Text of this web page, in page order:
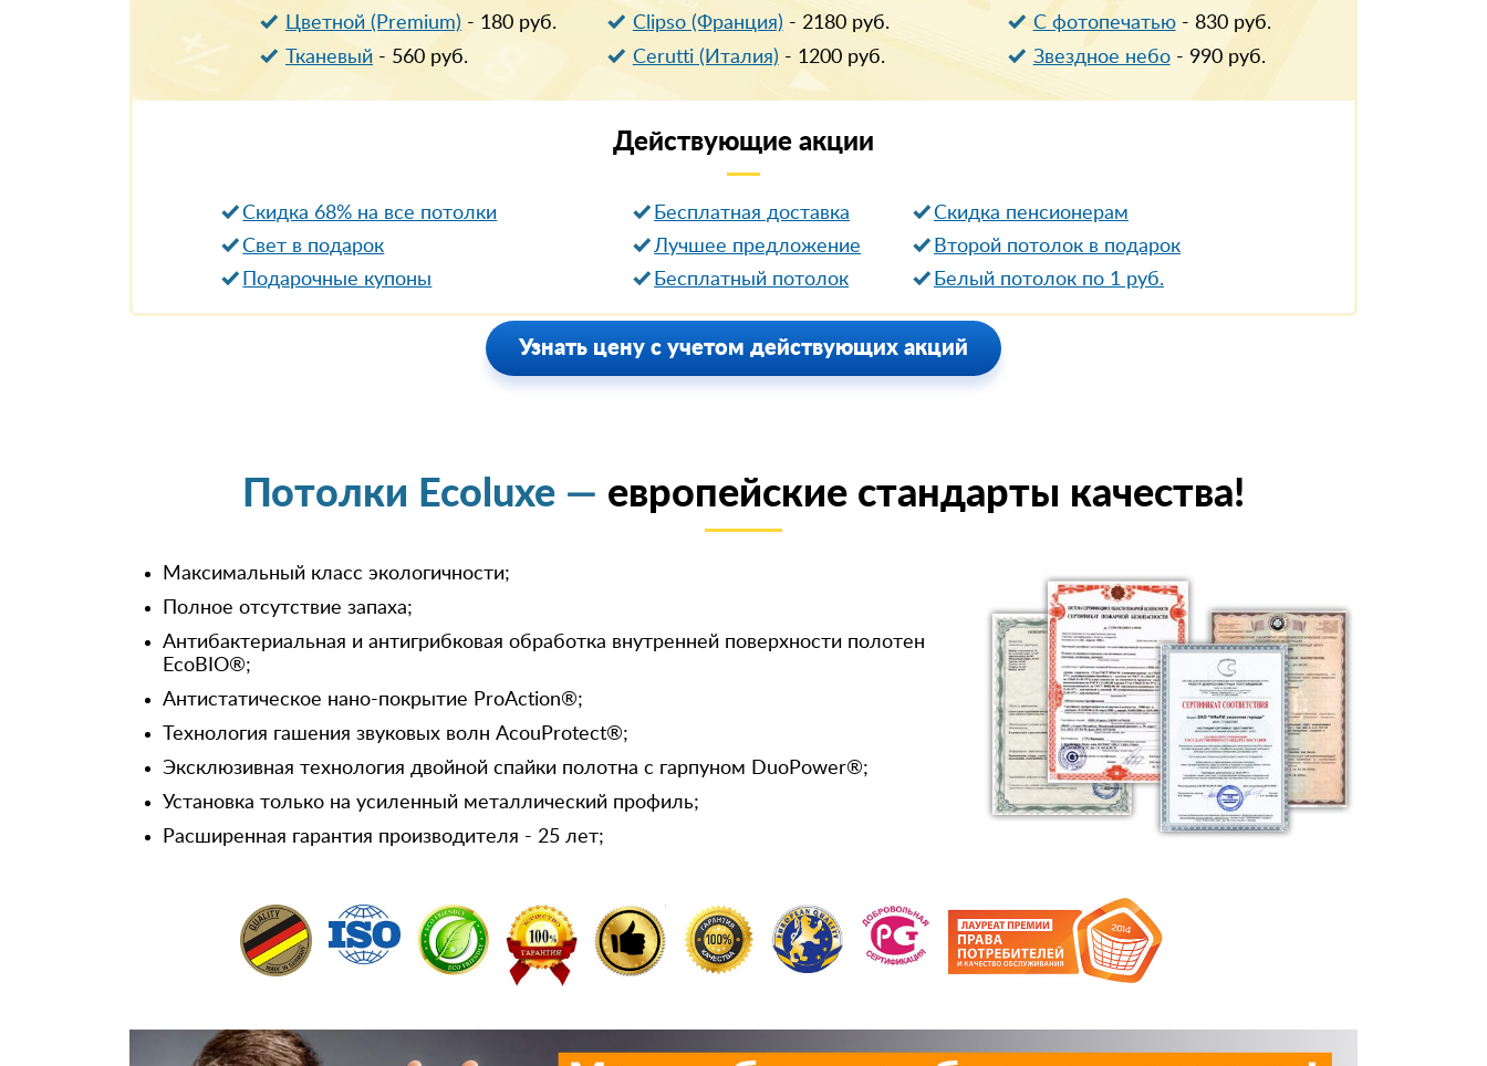
Цветной (Premium) - 180руб. С фотопечатью- 830руб.
Clipso (Франция) - 2180руб.
Тканевый- 560руб. Звездное небо- 990руб.
Cerutti (Италия) - 1200руб.
Действующие акции
Скидка 68% на все потолки Бесплатная доставка
Cкидка пенсионерам
Свет в подарок
Лучшее предложение
Второй потолок в подарок
Подарочные купоны
Бесплатный потолок Белый потолок по 1 руб.
Узнать цену с учетом действующих акций
Потолки Ecoluxe — европейские стандарты качества!
Максимальный класс экологичности;
Полное отсутствие запаха;
Антибактериальная и антигрибковая обработка внутренней поверхности полотен
EcoBIO®;
Антистатическое нано-покрытие ProAction®;
Технология гашения звуковых волн AcouProtect®;
Эксклюзивная технология двойной спайки полотна с гарпуном DuoPower®;
Установка только на усиленный металлический профиль;
Расширенная гарантия производителя - 25 лет;